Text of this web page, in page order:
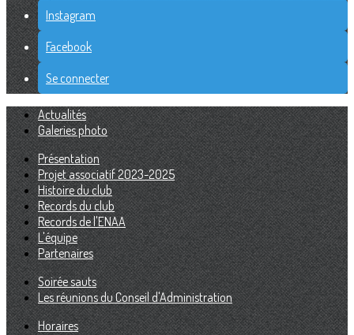
Instagram
Facebook
Se connecter
Actualités
Galeries photo
Présentation
Projet associatif 2023-2025
Histoire du club
Records du club
Records de l'ENAA
L'équipe
Partenaires
Soirée sauts
Les réunions du Conseil d'Administration
Horaires